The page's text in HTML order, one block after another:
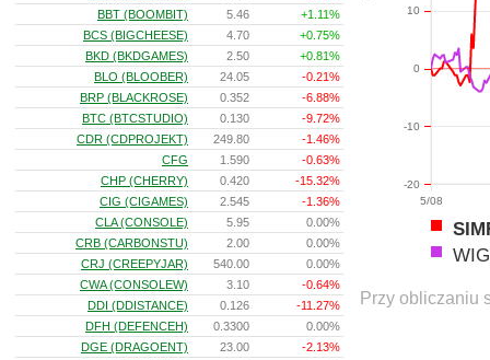
5/08
-20
-10
0
10
WIG
Przy obliczaniu
BBT (BOOMBIT)
5.46
+1.11%
BCS (BIGCHEESE)
4.70
+0.75%
BKD (BKDGAMES)
2.50
+0.81%
BLO (BLOOBER)
24.05
-0.21%
BRP (BLACKROSE)
0.352
-6.88%
BTC (BTCSTUDIO)
0.130
-9.72%
CDR (CDPROJEKT)
249.80
-1.46%
CFG
1.590
-0.63%
CHP (CHERRY)
0.420
-15.32%
CIG (CIGAMES)
2.545
-1.36%
CLA (CONSOLE)
5.95
0.00%
CRB (CARBONSTU)
2.00
0.00%
CRJ (CREEPYJAR)
540.00
0.00%
CWA (CONSOLEW)
3.10
-0.64%
DDI (DDISTANCE)
0.126
-11.27%
DFH (DEFENCEH)
0.3300
0.00%
DGE (DRAGOENT)
23.00
-2.13%